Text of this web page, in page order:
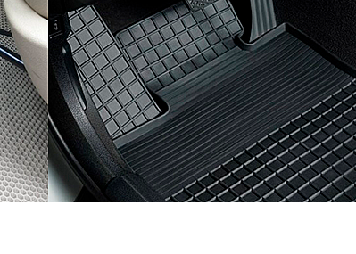
DKW
Daihatsu
Derways
FAW
GAC